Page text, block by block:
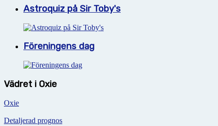
Astroquiz på Sir Toby's
Föreningens dag
Vädret i Oxie
Oxie
Detaljerad prognos